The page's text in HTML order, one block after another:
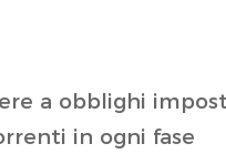
a obblighi
in ogni fase